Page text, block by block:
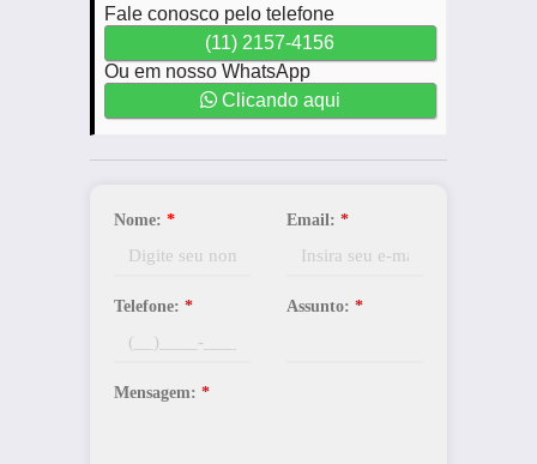
Fale conosco pelo telefone
(11) 2157-4156
Ou em nosso WhatsApp
Clicando aqui
Nome: * Email: *
Telefone: * Assunto: *
Mensagem: *